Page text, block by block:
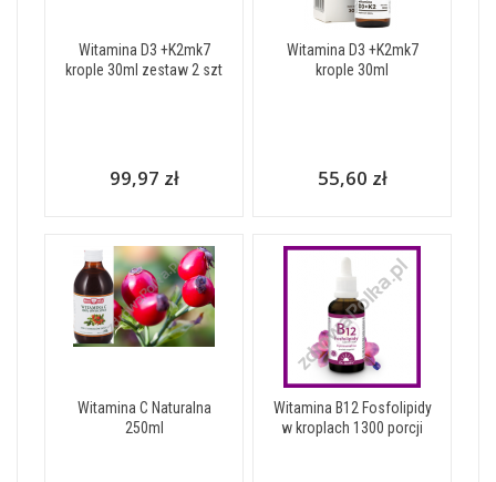
Witamina D3 +K2mk7
krople 30ml zestaw 2 szt
99,97 zł
Witamina D3 +K2mk7
krople 30ml
55,60 zł
Witamina C Naturalna
250ml
Witamina B12 Fosfolipidy
w kroplach 1300 porcji